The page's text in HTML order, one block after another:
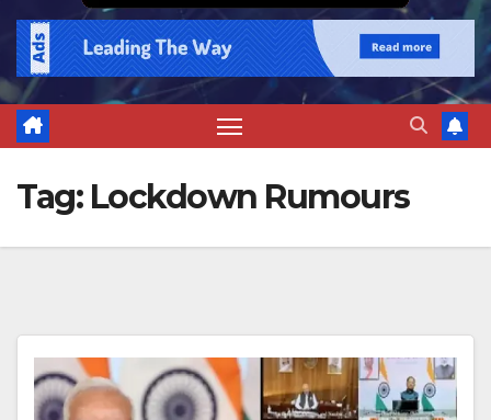
Tag: Lockdown Rumours